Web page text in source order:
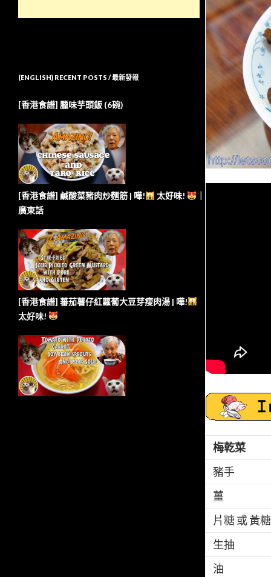
梅乾菜
豬手
薑
片糖 或 黃糖
生抽
油
(ENGLISH) RECENT POSTS / 最新發報
[香港食譜] 臘味芋頭飯 (6碗)
[香港食譜] 鹹酸菜豬肉炒麵筋 | 嘩! 太好味!
廣東話
[香港食譜] 蕃茄薯仔紅蘿蔔大豆芽瘦肉湯 | 嘩!
太好味!